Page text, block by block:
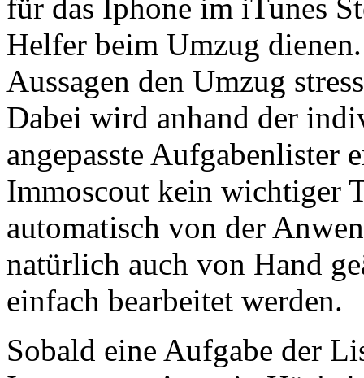
für das Iphone im iTunes
Helfer beim Umzug
Aussagen den Umzug
Dabei wird anhand der
angepasste
Immoscout kein wichtiger
automatisch von der
natürlich auch von Hand
einfach bearbeitet werden.
Sobald eine Aufgabe der